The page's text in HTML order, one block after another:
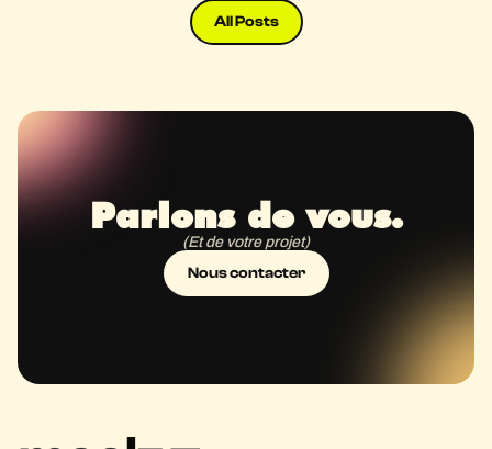
All Posts
Parlons de vous.
(Et de votre projet)
Nous contacter